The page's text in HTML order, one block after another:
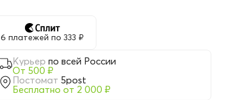
6 платежей по 333 ₽
Курьер по всей России
От 500 ₽
Постомат 5post
Бесплатно от 2 000 ₽